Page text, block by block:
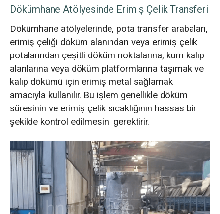
Dökümhane Atölyesinde Erimiş Çelik Transferi
Dökümhane atölyelerinde, pota transfer arabaları,
erimiş çeliği döküm alanından veya erimiş çelik
potalarından çeşitli döküm noktalarına, kum kalıp
alanlarına veya döküm platformlarına taşımak ve
kalıp dökümü için erimiş metal sağlamak
amacıyla kullanılır. Bu işlem genellikle döküm
süresinin ve erimiş çelik sıcaklığının hassas bir
şekilde kontrol edilmesini gerektirir.